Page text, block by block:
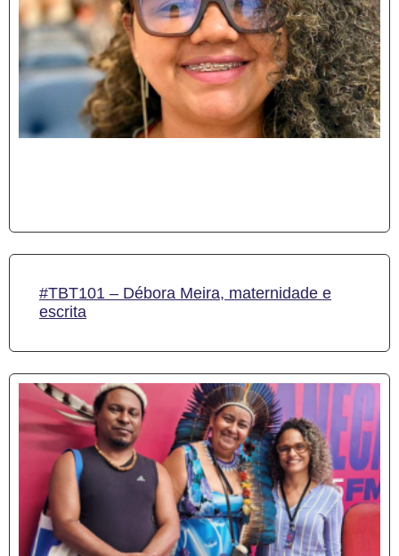
#TBT101 – Débora Meira, maternidade e
escrita